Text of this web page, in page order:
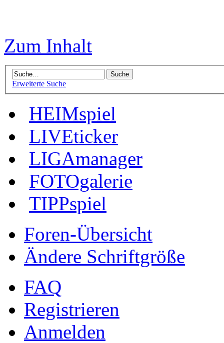
Zum Inhalt
Erweiterte Suche
HEIMspiel
LIVEticker
LIGAmanager
FOTOgalerie
TIPPspiel
Foren-Übersicht
Ändere Schriftgröße
FAQ
Registrieren
Anmelden